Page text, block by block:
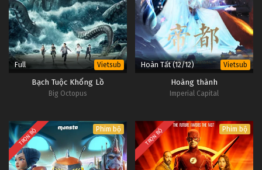
Full Vietsub
Bạch Tuộc Khổng Lồ
Big Octopus
Hoàn Tất (12/12) Vietsub
Hoàng thành
Imperial Capital
TRỌN BỘ Phim bộ TRỌN BỘ Phim bộ